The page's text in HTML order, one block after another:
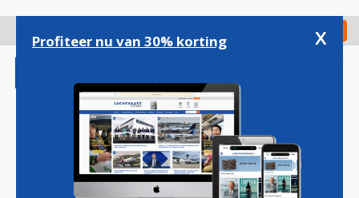
gaan
Check in
Magazine Podcasts Vacatures
Profiteer nu van 30% korting x